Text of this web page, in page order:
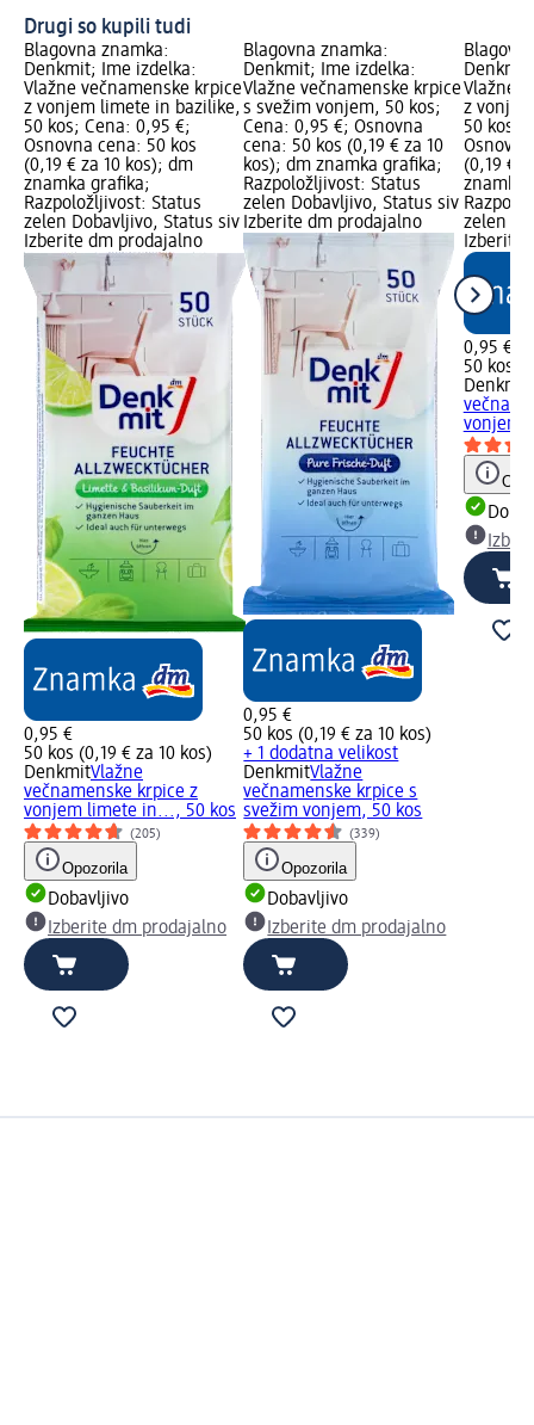
Drugi so kupili tudi
Blagovna znamka:
Denkmit; Ime izdelka:
Vlažne večnamenske krpice
z vonjem limete in bazilike,
50 kos; Cena: 0,95 €;
Osnovna cena: 50 kos
(0,19 € za 10 kos); dm
znamka grafika;
Razpoložljivost: Status
zelen Dobavljivo, Status siv
Izberite dm prodajalno
0,95 €
50 kos (0,19 € za 10 kos)
DenkmitVlažne
večnamenske krpice z
vonjem limete in..., 50 kos
(205)
Opozorila
Dobavljivo
Izberite dm prodajalno
Blagovna znamka:
Denkmit; Ime izdelka:
Vlažne večnamenske krpice
s svežim vonjem, 50 kos;
Cena: 0,95 €; Osnovna
cena: 50 kos (0,19 € za 10
kos); dm znamka grafika;
Razpoložljivost: Status
zelen Dobavljivo, Status siv
Izberite dm prodajalno
0,95 €
50 kos (0,19 € za 10 kos)
+ 1 dodatna velikost
DenkmitVlažne
večnamenske krpice s
svežim vonjem, 50 kos
(339)
Opozorila
Dobavljivo
Izberite dm prodajalno
Vlažne
z
50 kos;
(0,19 €
znamka
zelen
Izberite
0,95 €
50 kos
Denkmit
vonjem